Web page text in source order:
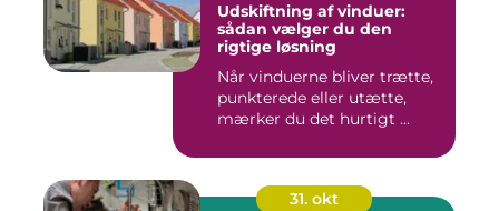
Udskiftning af vinduer:
sådan vælger du den
rigtige løsning
Når vinduerne bliver trætte,
punkterede eller utætte,
mærker du det hurtigt ...
31. okt